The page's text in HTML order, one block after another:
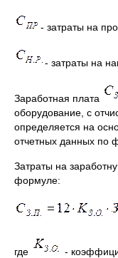
- затраты на
- затраты на
Заработная плата
оборудование, с
определяется на
отчетных данных по
Затраты на
формуле:
где
-